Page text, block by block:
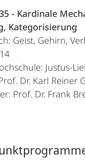
- Kardinale
Kategorisierung
Geist, Gehirn,
Justus-
Dr. Karl Reiner
Prof. Dr. Frank